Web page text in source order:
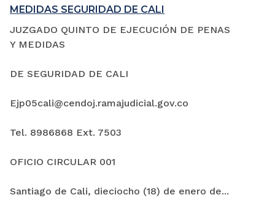
MEDIDAS SEGURIDAD DE CALI
JUZGADO QUINTO DE EJECUCIÓN DE PENAS
Y MEDIDAS
DE SEGURIDAD DE CALI
Ejp05cali@cendoj.ramajudicial.gov.co
Tel. 8986868 Ext. 7503
OFICIO CIRCULAR 001
Santiago de Cali, dieciocho (18) de enero de...